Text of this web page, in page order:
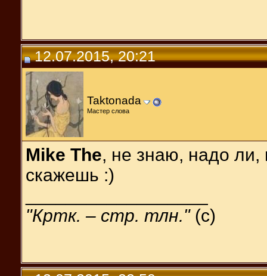
12.07.2015, 20:21
Taktonada
Мастер слова
Mike The, не знаю, надо ли,
скажешь :)
"Кртк. – стр. тлн."(c)